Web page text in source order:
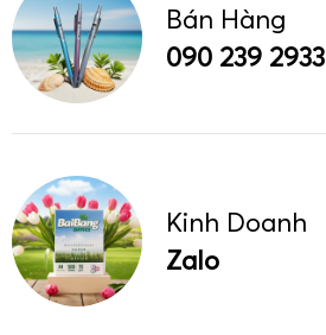
Bán Hàng
090 239 2933
Kinh Doanh
Zalo